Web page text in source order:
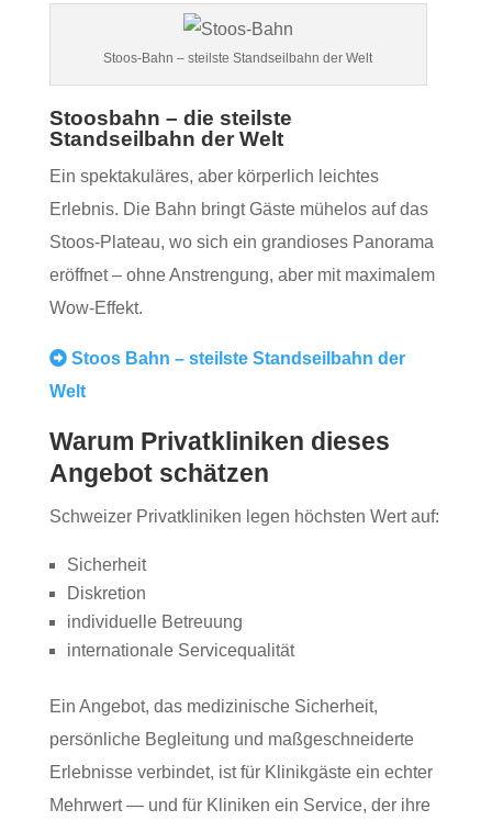
Stoos-Bahn – steilste Standseilbahn der Welt
Stoosbahn – die steilste
Standseilbahn der Welt
Ein spektakuläres, aber körperlich leichtes
Erlebnis. Die Bahn bringt Gäste mühelos auf das
Stoos‑Plateau, wo sich ein grandioses Panorama
eröffnet – ohne Anstrengung, aber mit maximalem
Wow‑Effekt.
Stoos Bahn – steilste Standseilbahn der
Welt
Warum Privatkliniken dieses
Angebot schätzen
Schweizer Privatkliniken legen höchsten Wert auf:
Sicherheit
Diskretion
individuelle Betreuung
internationale Servicequalität
Ein Angebot, das medizinische Sicherheit,
persönliche Begleitung und maßgeschneiderte
Erlebnisse verbindet, ist für Klinikgäste ein echter
Mehrwert — und für Kliniken ein Service, der ihre